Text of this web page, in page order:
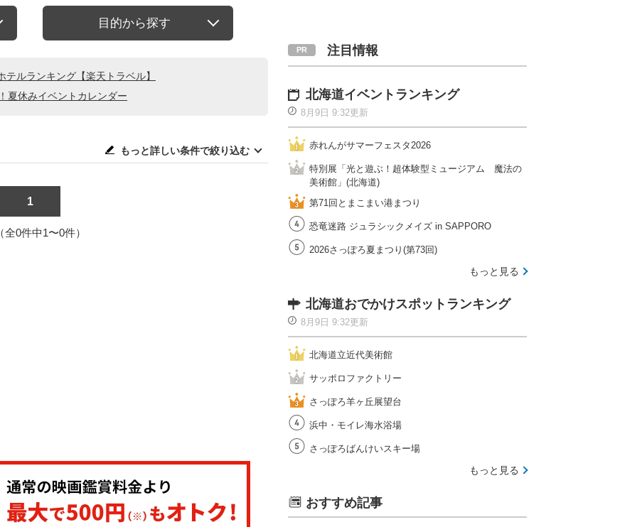
目的から探す
ルランキング【楽天トラベル】
夏休みイベントカレンダー
もっと詳しい条件で絞り込む
1
全0件中1〜0件）
注目情報
北海道イベントランキング
8月9日 9:32更新
赤れんがサマーフェスタ2026
特別展「光と遊ぶ！超体験型ミュージアム 魔法の
美術館」(北海道)
第71回とまこまい港まつり
恐竜迷路 ジュラシックメイズ in SAPPORO
2026さっぽろ夏まつり(第73回)
もっと見る
北海道おでかけスポットランキング
8月9日 9:32更新
北海道立近代美術館
サッポロファクトリー
さっぽろ羊ヶ丘展望台
浜中・モイレ海水浴場
さっぽろばんけいスキー場
もっと見る
おすすめ記事